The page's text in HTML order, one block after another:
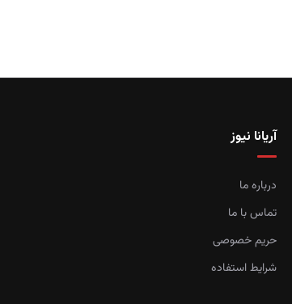
آریانا نیوز
درباره ما
تماس با ما
حریم خصوصی
شرایط استفاده